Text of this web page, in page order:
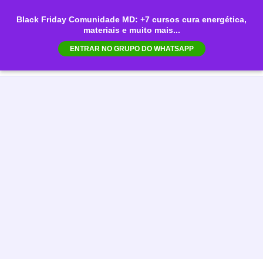
Black Friday Comunidade MD: +7 cursos cura energética,
materiais e muito mais...
ENTRAR NO GRUPO DO WHATSAPP
para